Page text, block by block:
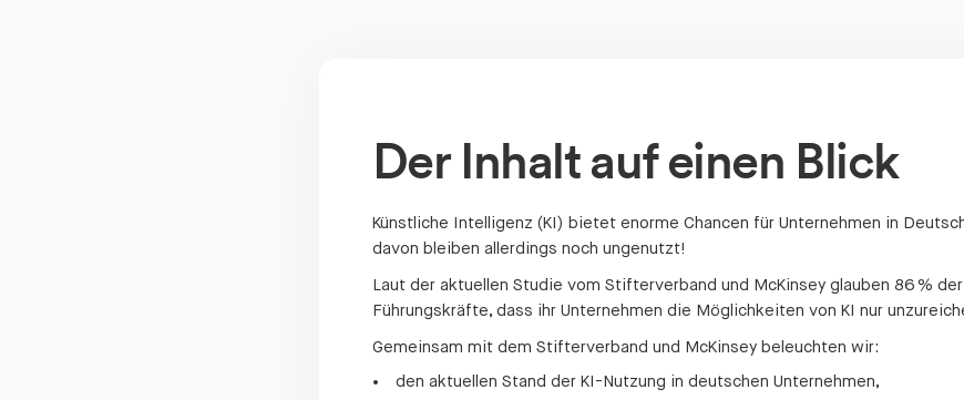
Der Inhalt auf einen Blick
Künstliche Intelligenz (KI) bietet enorme Chancen für Unternehmen in
davon bleiben allerdings noch ungenutzt!
Laut der aktuellen Studie vom Stifterverband und McKinsey glauben 86 %
Führungskräfte, dass ihr Unternehmen die Möglichkeiten von KI nur
Gemeinsam mit dem Stifterverband und McKinsey beleuchten wir:
den aktuellen Stand der KI-Nutzung in deutschen Unternehmen,